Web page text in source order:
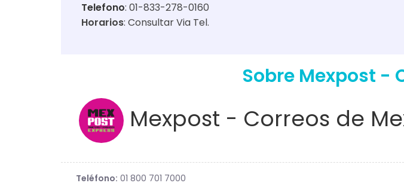
Telefono: 01-833-278-0160
Horarios: Consultar Via Tel.
Sobre Mexpost -
Mexpost - Correos de
Teléfono: 01 800 701 7000